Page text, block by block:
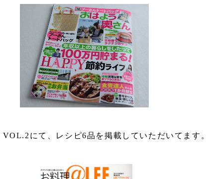
にて、レシピ6品を掲載していただいてます。